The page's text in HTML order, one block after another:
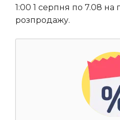
1:00 1 серпня по 7.08 на
розпродажу.